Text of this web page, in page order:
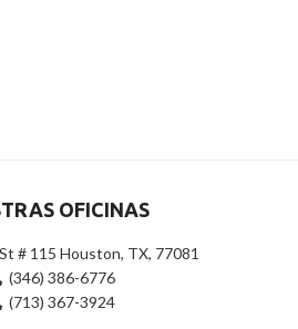
OFICINAS
# 115 Houston, TX, 77081
(346) 386-6776
(713) 367-3924